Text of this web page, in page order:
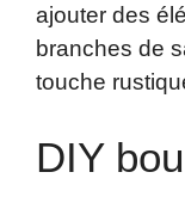
ajouter des
branches de
touche
DIY